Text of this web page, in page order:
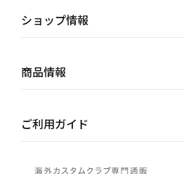
ショップ情報
商品情報
ご利用ガイド